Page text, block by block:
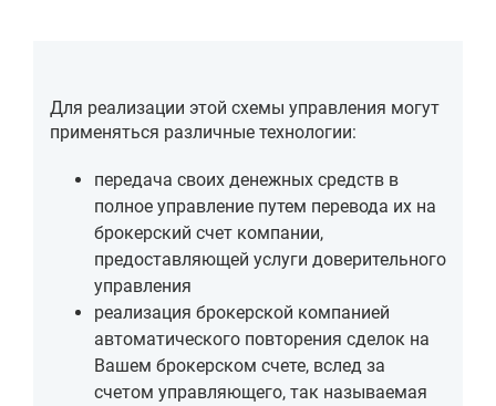
Для реализации этой схемы управления могут
применяться различные технологии:
передача своих денежных средств в
полное управление путем перевода их на
брокерский счет компании,
предоставляющей услуги доверительного
управления
реализация брокерской компанией
автоматического повторения сделок на
Вашем брокерском счете, вслед за
счетом управляющего, так называемая